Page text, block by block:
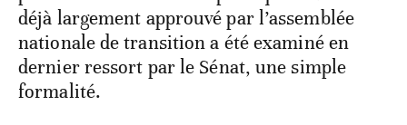
déjà largement approuvé par l’assemblée
nationale de transition a été examiné en
dernier ressort par le Sénat, une simple
formalité.